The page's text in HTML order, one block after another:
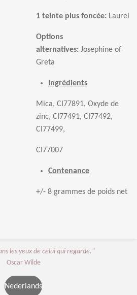
1 teinte plus foncée: Laurel
Options
alternatives: Josephine of
Greta
Ingrédients
Mica, CI77891, Oxyde de
zinc, CI77491, CI77492,
CI77499,
CI77007
Contenance
+/- 8 grammes de poids net
les yeux de celui qui regarde."
Oscar Wilde
Nederlands